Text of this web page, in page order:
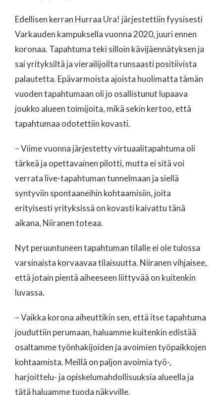
Edellisen kerran Hurraa Ura! järjestettiin fyysisesti
Varkauden kampuksella vuonna 2020, juuri ennen
koronaa. Tapahtuma teki silloin kävijäennätyksen ja
sai yrityksiltä ja vierailijoilta runsaasti positiivista
palautetta. Epävarmoista ajoista huolimatta tämän
vuoden tapahtumaan oli jo osallistunut lupaava
joukko alueen toimijoita, mikä sekin kertoo, että
tapahtumaa odotettiin kovasti.
– Viime vuonna järjestetty virtuaalitapahtuma oli
tärkeä ja opettavainen pilotti, mutta ei sitä voi
verrata live-tapahtuman tunnelmaan ja siellä
syntyviin spontaaneihin kohtaamisiin, joita
erityisesti yrityksissä on kovasti kaivattu tänä
aikana, Niiranen toteaa.
Nyt peruuntuneen tapahtuman tilalle ei ole tulossa
varsinaista korvaavaa tilaisuutta. Niiranen vihjaisee,
että jotain pientä aiheeseen liittyvää on kuitenkin
luvassa.
– Vaikka korona aiheuttikin sen, että itse tapahtuma
jouduttiin perumaan, haluamme kuitenkin edistää
osaltamme työnhakijoiden ja avoimien työpaikkojen
kohtaamista. Meillä on paljon avoimia työ-,
harjoittelu- ja opiskelumahdollisuuksia alueella ja
tätä haluamme tuoda näkyville.